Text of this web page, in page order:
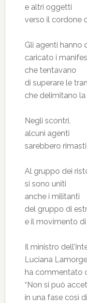
e altri oggetti
verso il cordone
Gli agenti hanno
caricato i
che tentavano
di superare le
che delimitano la
Negli scontri,
alcuni agenti
sarebbero
Al gruppo dei
si sono uniti
anche i militanti
del gruppo di
e il movimento
Il ministro
Luciana
ha commentato
“Non si può
in una fase così